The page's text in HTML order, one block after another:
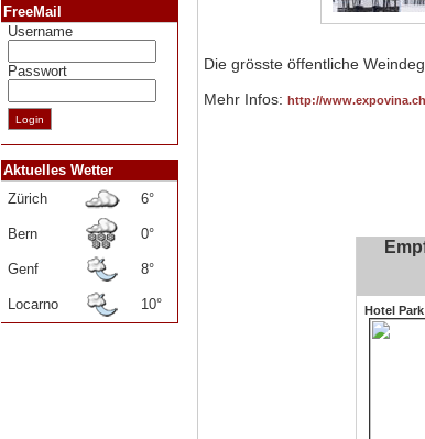
FreeMail
Username
Passwort
Aktuelles Wetter
Zürich
6°
Bern 0°
Genf 8°
Locarno 10°
Die grösste öffentliche
Mehr Infos: http://
Hotel